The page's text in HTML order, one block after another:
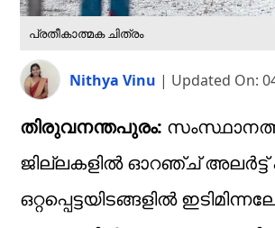
പ്രതീകാത്മക ചിത്രം
Nithya Vinu | Updated On:
തിരുവനന്തപുരം:
ജില്ലകളിൽ ഓറഞ്ച് അലർട്ട്
ഒറ്റപ്പെട്ടയിടങ്ങളിൽ